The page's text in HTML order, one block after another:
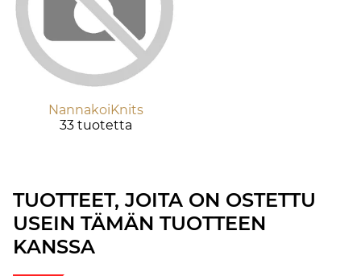
NannakoiKnits
33 tuotetta
TUOTTEET, JOITA ON OSTETTU
USEIN TÄMÄN TUOTTEEN
KANSSA